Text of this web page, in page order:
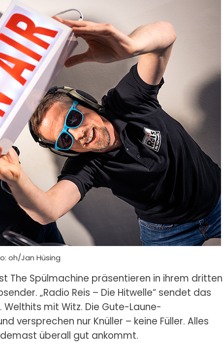
oh/Jan Hüsing
The Spülmachine präsentieren in ihrem dritten
„Radio Reis – Die Hitwelle“ sendet das
mit Witz. Die Gute-Laune-
versprechen nur Knüller – keine Füller. Alles
überall gut ankommt.